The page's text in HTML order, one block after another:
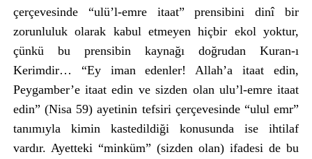
çerçevesinde “ulü’l-emre itaat” prensibini dinî bir
zorunluluk olarak kabul etmeyen hiçbir ekol yoktur,
çünkü bu prensibin kaynağı doğrudan Kuran-ı
Kerimdir… “Ey iman edenler! Allah’a itaat edin,
Peygamber’e itaat edin ve sizden olan ulu’l-emre itaat
edin” (Nisa 59) ayetinin tefsiri çerçevesinde “ulul emr”
tanımıyla kimin kastedildiği konusunda ise ihtilaf
vardır. Ayetteki “minküm” (sizden olan) ifadesi de bu